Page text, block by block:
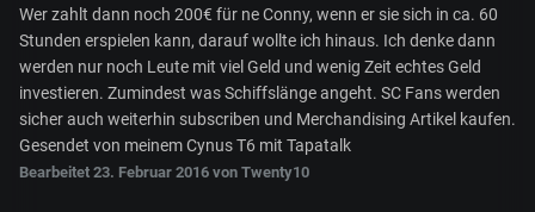
Wer zahlt dann noch 200€ für ne Conny, wenn er sie sich in ca. 60
Stunden erspielen kann, darauf wollte ich hinaus. Ich denke dann
werden nur noch Leute mit viel Geld und wenig Zeit echtes Geld
investieren. Zumindest was Schiffslänge angeht. SC Fans werden
sicher auch weiterhin subscriben und Merchandising Artikel kaufen.
Gesendet von meinem Cynus T6 mit Tapatalk
Bearbeitet 23. Februar 2016 von Twenty10